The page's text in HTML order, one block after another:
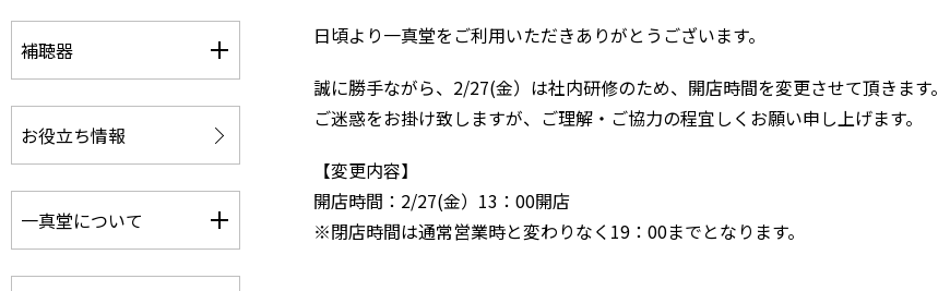
補聴器
お役立ち情報
一真堂について
日頃より一真堂をご利用いただきありがとうございます。
誠に勝手ながら、2/27(金）は社内研修のため、開店時間を変更させて頂きます。
ご迷惑をお掛け致しますが、ご理解・ご協力の程宜しくお願い申し上げます。
【変更内容】
開店時間：2/27(金）13：00開店
※閉店時間は通常営業時と変わりなく19：00までとなります。